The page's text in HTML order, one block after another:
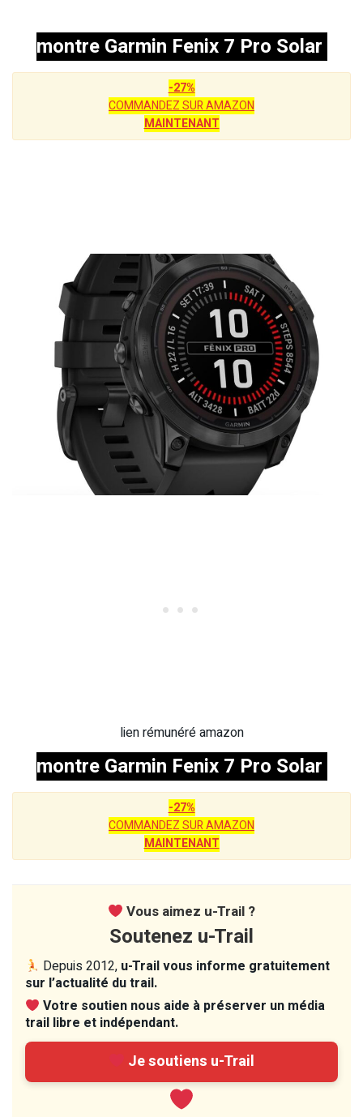
montre Garmin Fenix 7 Pro Solar
-27%
COMMANDEZ SUR AMAZON
MAINTENANT
lien rémunéré amazon
montre Garmin Fenix 7 Pro Solar
-27%
COMMANDEZ SUR AMAZON
MAINTENANT
Vous aimez u-Trail ?
Soutenez u-Trail
Depuis 2012, u-Trail vous informe gratuitement
sur l’actualité du trail.
Votre soutien nous aide à préserver un média
trail libre et indépendant.
Je soutiens u-Trail